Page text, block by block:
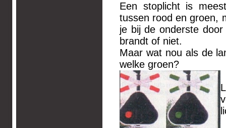
Een stoplicht is
tussen rood en groen,
je bij de onderste
brandt of niet.
Maar wat nou als de
welke groen?